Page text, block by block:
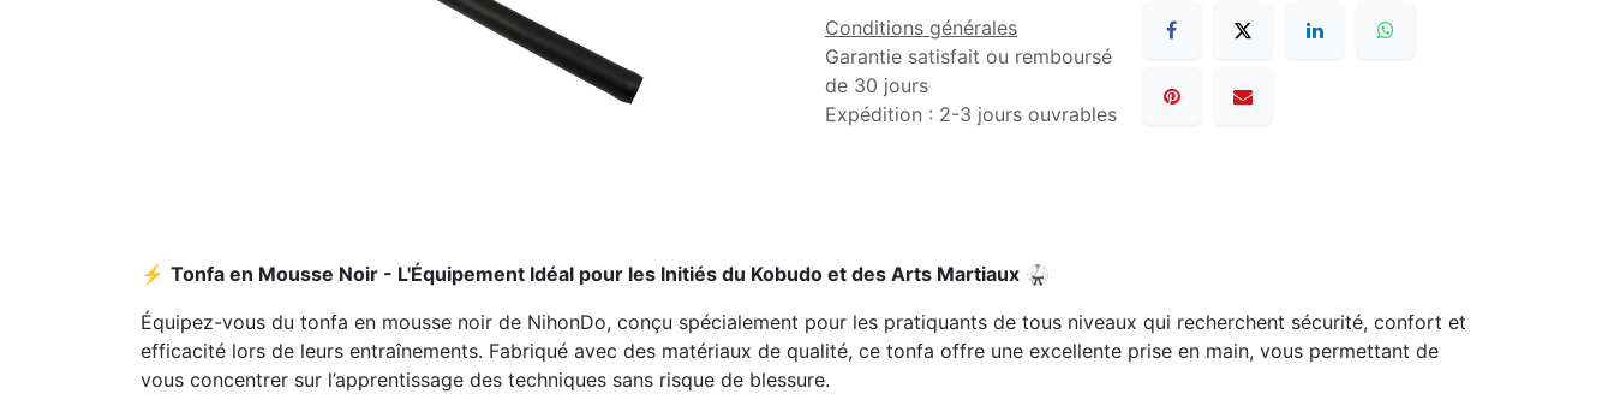
Conditions générales
Garantie satisfait ou remboursé
de 30 jours
Expédition : 2-3 jours ouvrables
⚡ Tonfa en Mousse Noir - L'Équipement Idéal pour les Initiés du Kobudo et des Arts Martiaux 🥋
Équipez-vous du tonfa en mousse noir de NihonDo, conçu spécialement pour les pratiquants de tous niveaux qui recherchent sécurité, confort et
efficacité lors de leurs entraînements. Fabriqué avec des matériaux de qualité, ce tonfa offre une excellente prise en main, vous permettant de
vous concentrer sur l’apprentissage des techniques sans risque de blessure.